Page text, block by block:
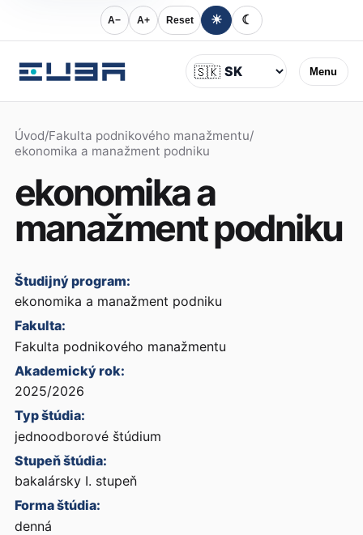
A− A+ Reset ☀ ☾
Menu
Jazyk
🇸🇰
Úvod/Fakulta podnikového manažmentu/
ekonomika a manažment podniku
ekonomika a
manažment podniku
Študijný program:
ekonomika a manažment podniku
Fakulta:
Fakulta podnikového manažmentu
Akademický rok:
2025/2026
Typ štúdia:
jednoodborové štúdium
Stupeň štúdia:
bakalársky I. stupeň
Forma štúdia:
denná